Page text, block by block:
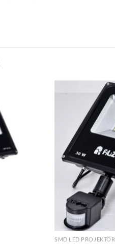
SMD LED PROJEKTÖR